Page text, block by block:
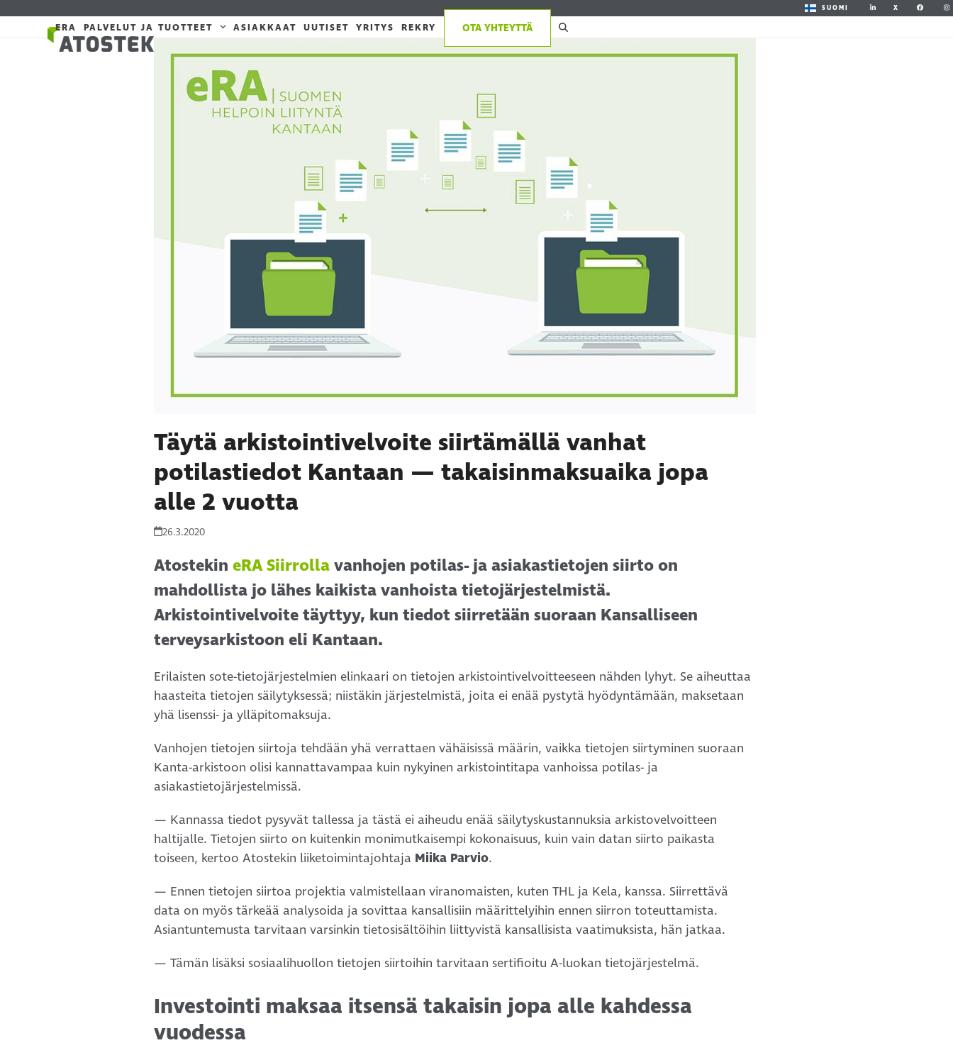
SUOMI X
ERA PALVELUT JA TUOTTEET ASIAKKAAT UUTISET YRITYS REKRY OTA YHTEYTTÄ
Täytä arkistointivelvoite siirtämällä vanhat
potilastiedot Kantaan — takaisinmaksuaika jopa
alle 2 vuotta
26.3.2020
AtostekineRA Siirrollavanhojen potilas- ja asiakastietojen siirto on
mahdollista jo lähes kaikista vanhoista tietojärjestelmistä.
Arkistointivelvoite täyttyy, kun tiedot siirretään suoraan Kansalliseen
terveysarkistoon eli Kantaan.
Erilaisten sote-tietojärjestelmien elinkaari on tietojen arkistointivelvoitteeseen nähden lyhyt. Se aiheuttaa
haasteita tietojen säilytyksessä; niistäkin järjestelmistä, joita ei enää pystytä hyödyntämään, maksetaan
yhä lisenssi- ja ylläpitomaksuja.
Vanhojen tietojen siirtoja tehdään yhä verrattaen vähäisissä määrin, vaikka tietojen siirtyminen suoraan
Kanta-arkistoon olisi kannattavampaa kuin nykyinen arkistointitapa vanhoissa potilas- ja
asiakastietojärjestelmissä.
— Kannassa tiedot pysyvät tallessa ja tästä ei aiheudu enää säilytyskustannuksia arkistovelvoitteen
haltijalle. Tietojen siirto on kuitenkin monimutkaisempi kokonaisuus, kuin vain datan siirto paikasta
toiseen, kertoo Atostekin liiketoimintajohtaja Miika Parvio.
— Ennen tietojen siirtoa projektia valmistellaan viranomaisten, kuten THL ja Kela, kanssa. Siirrettävä
data on myös tärkeää analysoida ja sovittaa kansallisiin määrittelyihin ennen siirron toteuttamista.
Asiantuntemusta tarvitaan varsinkin tietosisältöihin liittyvistä kansallisista vaatimuksista, hän jatkaa.
— Tämän lisäksi sosiaalihuollon tietojen siirtoihin tarvitaan sertifioitu A-luokan tietojärjestelmä.
Investointi maksaa itsensä takaisin jopa alle kahdessa
vuodessa